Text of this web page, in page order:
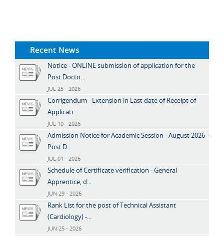
Recent News
Notice - ONLINE submission of application for the
Post Docto...
JUL 25 - 2026
Corrigendum - Extension in Last date of Receipt of
Applicati...
JUL 10 - 2026
Admission Notice for Academic Session - August 2026 -
Post D...
JUL 01 - 2026
Schedule of Certificate verification - General
Apprentice, d...
JUN 29 - 2026
Rank List for the post of Technical Assistant
(Cardiology) -...
JUN 25 - 2026